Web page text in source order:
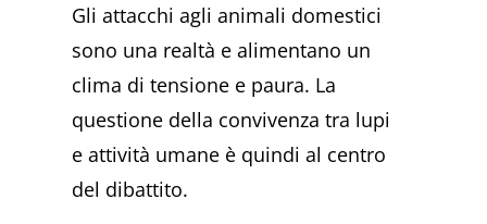
Gli attacchi agli animali domestici
sono una realtà e alimentano un
clima di tensione e paura. La
questione della convivenza tra lupi
e attività umane è quindi al centro
del dibattito.